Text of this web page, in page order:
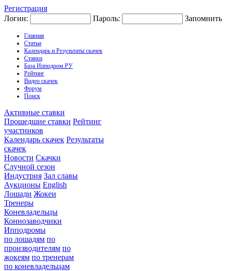
Регистрация
Логин:
Пароль: Запомнить
Главная
Статьи
Календарь и Результаты скачек
Ставки
База Ипподром.РУ
Рейтинг
Видео скачек
Форум
Поиск
Активные ставки
Прошедшие ставки Рейтинг
участников
Календарь скачек Результаты
скачек
Новости Скачки
Случной сезон
Индустрия Зал славы
Аукционы English
Лошади Жокеи
Тренеры
Коневладельцы
Коннозаводчики
Ипподромы
по лошадям по
производителям по
жокеям по тренерам
по коневладельцам